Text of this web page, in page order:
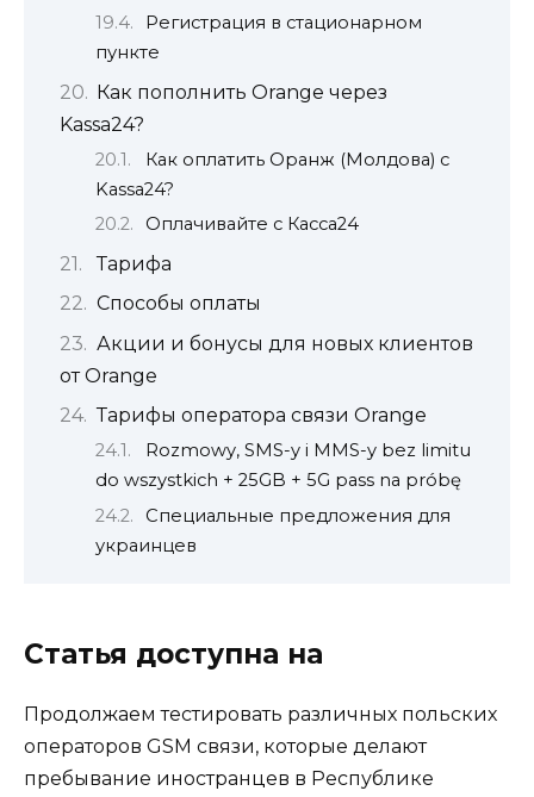
Регистрация в стационарном
пункте
Как пополнить Orange через
Kassa24?
Как оплатить Оранж (Молдова) с
Kassa24?
Оплачивайте с Касса24
Тарифа
Способы оплаты
Акции и бонусы для новых клиентов
от Orange
Тарифы оператора связи Orange
Rozmowy, SMS-y i MMS-y bez limitu
do wszystkich + 25GB + 5G pass na próbę
Специальные предложения для
украинцев
Статья доступна на
Продолжаем тестировать различных польских
операторов GSM связи, которые делают
пребывание иностранцев в Республике